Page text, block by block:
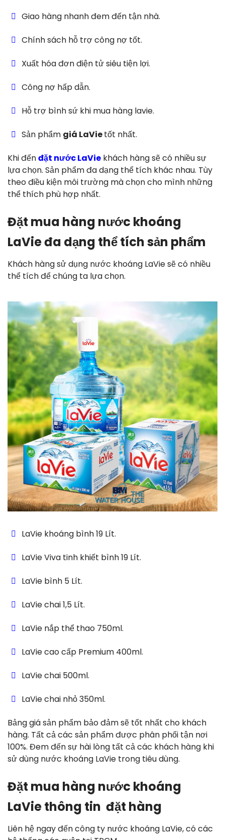
Giao hàng nhanh đem đến tận nhà.
Chính sách hỗ trợ công nợ tốt.
Xuất hóa đơn điện tử siêu tiện lợi.
Công nợ hấp dẫn.
Hỗ trợ bình sứ khi mua hàng lavie.
Sản phẩm giá LaVietốt nhất.
Khi đếnđặt nước LaVie khách hàng sẽ có nhiều sự
lựa chọn. Sản phẩm đa dạng thể tích khác nhau. Tùy
theo điều kiện môi trường mà chọn cho mình những
thể thích phù hợp nhất.
Đặt mua hàng nước khoáng
LaVie đa dạng thể tích sản phẩm
Khách hàng sử dụng nước khoáng LaVie sẽ có nhiều
thể tích để chúng ta lựa chọn.
LaVie khoáng bình 19 Lít.
LaVie Viva tinh khiết bình 19 Lít.
LaVie bình 5 Lít.
LaVie chai 1,5 Lít.
LaVie nắp thể thao 750ml.
LaVie cao cấp Premium 400ml.
LaVie chai 500ml.
LaVie chai nhỏ 350ml.
Bảng giá sản phẩm bảo đảm sẽ tốt nhất cho khách
hàng. Tất cả các sản phẩm được phân phối tận nơi
100%. Đem đến sự hài lòng tất cả các khách hàng khi
sử dùng nước khoáng LaVie trong tiêu dùng.
Đặt mua hàng nước khoáng
LaVie thông tin đặt hàng
Liên hệ ngay đến công ty nước khoáng LaVie, có các